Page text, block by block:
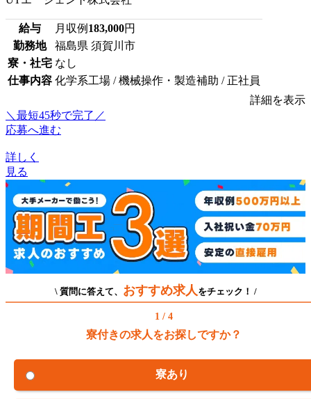
給与 月収例 183,000円
勤務地
福島県 須賀川市
寮・社宅 なし
仕事内容 化学系工場 / 機械操作・製造補助 / 正社員
詳細を表示
＼最短45秒で完了／
応募へ進む
詳しく
見る
\ 質問に答えて、 おすすめ求人 をチェック！ /
1 / 4
寮付きの求人をお探しですか？
寮あり